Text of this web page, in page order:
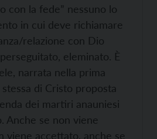
con la fede” nessuno lo
in cui deve richiamare
relazione con Dio
eleminato. È
narrata nella prima
di Cristo proposta
dei martiri anauniesi
Anche se non viene
viene accettato, anche se